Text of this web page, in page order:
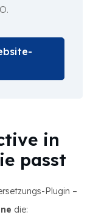
in
passt
Plugin –
die: